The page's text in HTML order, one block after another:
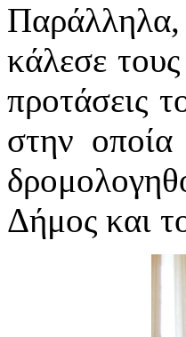
κάλεσε
προτάσεις
στην
Δήμος και